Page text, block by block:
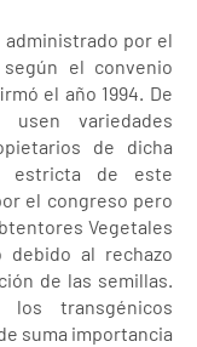
por el
según el convenio
el año 1994. De
variedades
de dicha
estricta de este
el congreso pero
Vegetales
debido al rechazo
de las semillas.
los transgénicos
suma importancia